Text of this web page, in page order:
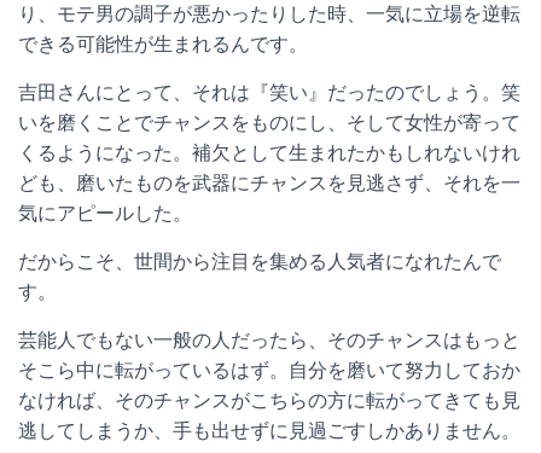
り、モテ男の調子が悪かったりした時、一気に立場を逆転
できる可能性が生まれるんです。
吉田さんにとって、それは『笑い』だったのでしょう。笑
いを磨くことでチャンスをものにし、そして女性が寄って
くるようになった。補欠として生まれたかもしれないけれ
ども、磨いたものを武器にチャンスを見逃さず、それを一
気にアピールした。
だからこそ、世間から注目を集める人気者になれたんで
す。
芸能人でもない一般の人だったら、そのチャンスはもっと
そこら中に転がっているはず。自分を磨いて努力しておか
なければ、そのチャンスがこちらの方に転がってきても見
逃してしまうか、手も出せずに見過ごすしかありません。